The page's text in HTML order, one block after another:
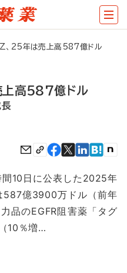
AZ、25年は売上高587億ドル
上高587億ドル
長
10日に公表した2025年
587億3900万ドル（前年
品のEGFR阻害薬「タグ
10％増…